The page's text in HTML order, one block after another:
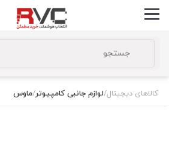
کالاهای دیجیتال/لوازم جانبی کامپیوتر/ماوس